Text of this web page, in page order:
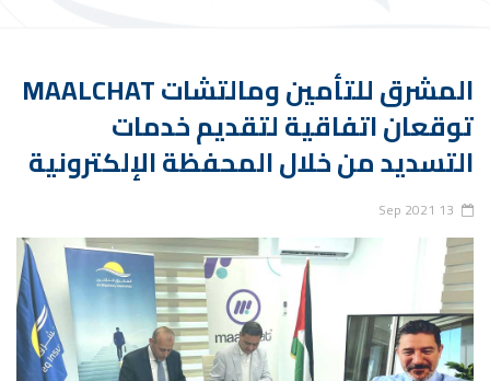
المشرق للتأمين ومالتشات MAALCHAT
توقعان اتفاقية لتقديم خدمات
التسديد من خلال المحفظة الإلكترونية
13 Sep 2021